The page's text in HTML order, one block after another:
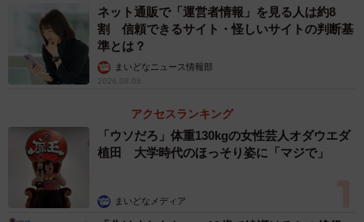
ネット通販で「運営者情報」を見る人は約8
割 信頼できるサイト・怪しいサイトの判断基
準とは？
まいどなニュース情報部
2026.08.08
アクセスランキング
「ウソだろ」体重130kgの女性芸人オダウエダ
植田 大学時代のほっそり姿に「マジで」
まいどなメディア